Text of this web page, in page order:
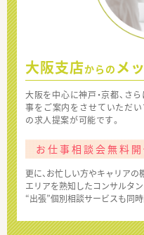
大阪支店からの メ
大阪を中心に神戸・京都、さ
事をご案内をさせていただ
の求人提案が可能です。
お仕事相談会無料開
更に、お忙しい方やキャリア
エリアを熟知したコンサルタン
“出張”個別相談サービスも同時